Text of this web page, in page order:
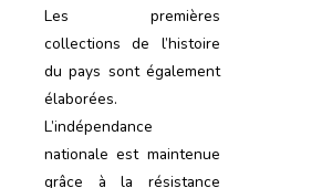
Les premières
collections de l’histoire
du pays sont également
élaborées.
L’indépendance
nationale est maintenue
grâce à la résistance